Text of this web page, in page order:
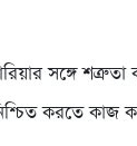
সঙ্গে শত্রুতা
করতে কাজ